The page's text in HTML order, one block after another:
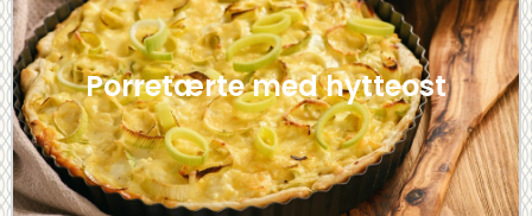
Porretærte med hytteost